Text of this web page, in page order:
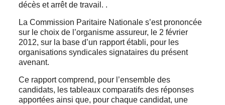
décès et arrêt de travail. .
La Commission Paritaire Nationale s’est prononcée
sur le choix de l’organisme assureur, le 2 février
2012, sur la base d’un rapport établi, pour les
organisations syndicales signataires du présent
avenant.
Ce rapport comprend, pour l’ensemble des
candidats, les tableaux comparatifs des réponses
apportées ainsi que, pour chaque candidat, une